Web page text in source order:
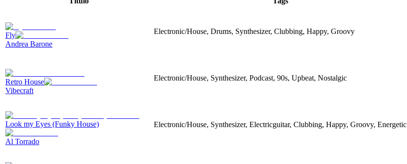
Fly
Andrea Barone
Electronic/House, Drums, Synthesizer, Clubbing, Happy, Groovy
Retro House
Vibecraft
Electronic/House, Synthesizer, Podcast, 90s, Upbeat, Nostalgic
Look my Eyes (Funky House)
Al Torrado
Electronic/House, Synthesizer, Electricguitar, Clubbing, Happy, Groovy, Energetic